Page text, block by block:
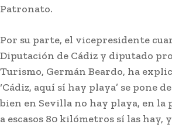
Patronato.
Por su parte, el vicepresidente
Diputación de Cádiz y diputado
Turismo, Germán Beardo, ha
‘Cádiz, aquí sí hay playa’ se pone
bien en Sevilla no hay playa, en
a escasos 80 kilómetros sí las hay,